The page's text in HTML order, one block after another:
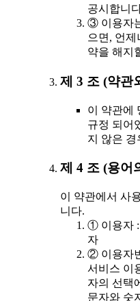
공시합니
③ 이용자
으면, 언제
약을 해지
제 3 조 (약관
이 약관에
규정 되어
지 않은
제 4 조 (용어
이 약관에서 사
니다.
① 이용자 :
자
② 이용자
서비스 이
자의 선택
문자와 숫